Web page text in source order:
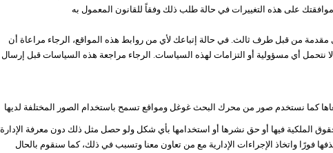
نتحمل أي مسؤولية أو التزامات لهذه السياسات. الرجاء مراجعة هذه السياسات قبل إرسال
الملكية فيها أو حق نشرها أو استخدامها بأي شكل ولو حصل مثل ذلك دون معرفة الإدارة
فورًا واتخاذ الإجراءات الإدارية مع من تعاون معنا وتسبب في ذلك، كما سنقوم بالحال